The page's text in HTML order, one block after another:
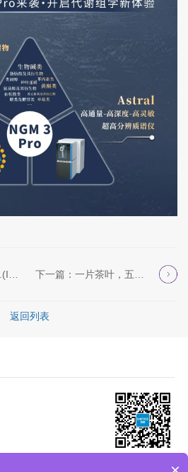
返回列表